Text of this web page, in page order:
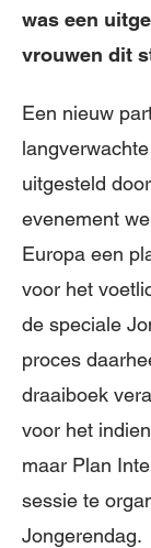
was een
vrouwen dit
Een nieuw
uitgesteld
evenement
Europa een
voor het
de speciale
proces
draaiboek
voor het
maar Plan
sessie te
Jongerendag.